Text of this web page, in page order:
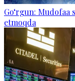
Go‘rgun: Mudofaa
etmoqda